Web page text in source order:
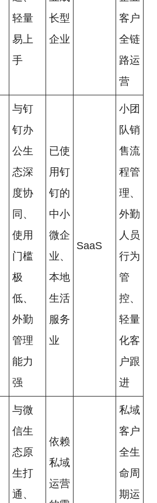
轻量
易上
手
长型
企业
客户
全链
路运
营
与钉
钉办
公生
态深
度协
同、
使用
门槛
极
低、
外勤
管理
能力
强
已使
用钉
钉的
中小
微企
业、
本地
生活
服务
业
SaaS
小团
队销
售流
程管
理、
外勤
人员
行为
管
控、
轻量
化客
户跟
进
与微
信生
态原
生打
通、
依赖
私域
运营
私域
客户
全生
命周
期运